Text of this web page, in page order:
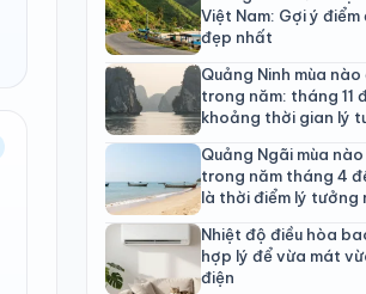
Việt Nam: Gợi ý điểm
đẹp nhất
Quảng Ninh mùa
trong năm: tháng 11
khoảng thời gian lý
Quảng Ngãi mùa
trong năm tháng 4
là thời điểm lý tưởng
Nhiệt độ điều hòa
hợp lý để vừa mát
điện